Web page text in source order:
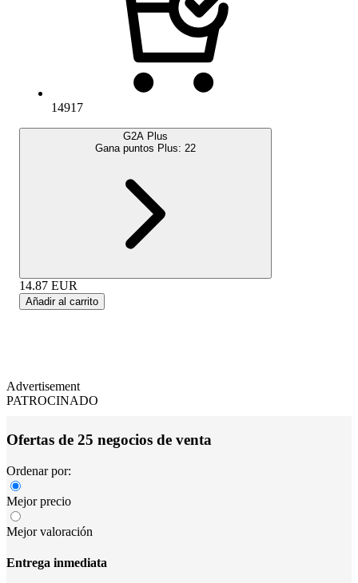
14917
G2A Plus
Gana puntos Plus: 22
14.87 EUR
Añadir al carrito
Advertisement
PATROCINADO
Ofertas de 25 negocios de venta
Ordenar por:
Mejor precio
Mejor valoración
Entrega inmediata